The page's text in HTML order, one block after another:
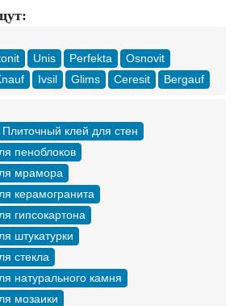
Unis Perfekta
Osnovit
Ivsil Glims Ceresit Bergauf
Плиточный клей для стен
пеноблоков
мрамора
керамогранита
гипсокартона
штукатурки
стекла
натурального камня
мозаики